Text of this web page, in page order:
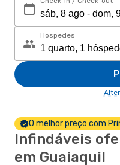
Hóspedes
O melhor preço com
Infindáveis
em Guaiaquil